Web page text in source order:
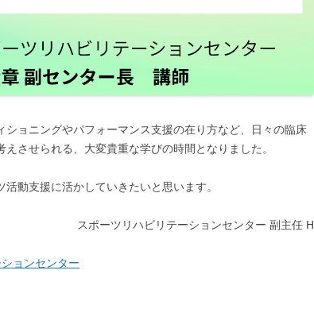
ョニングやパフォーマンス支援の在り方など、日々の臨床
させられる、大変貴重な学びの時間となりました。
動支援に活かしていきたいと思います。
スポーツリハビリテーションセンター 副主任 H
ョンセンター